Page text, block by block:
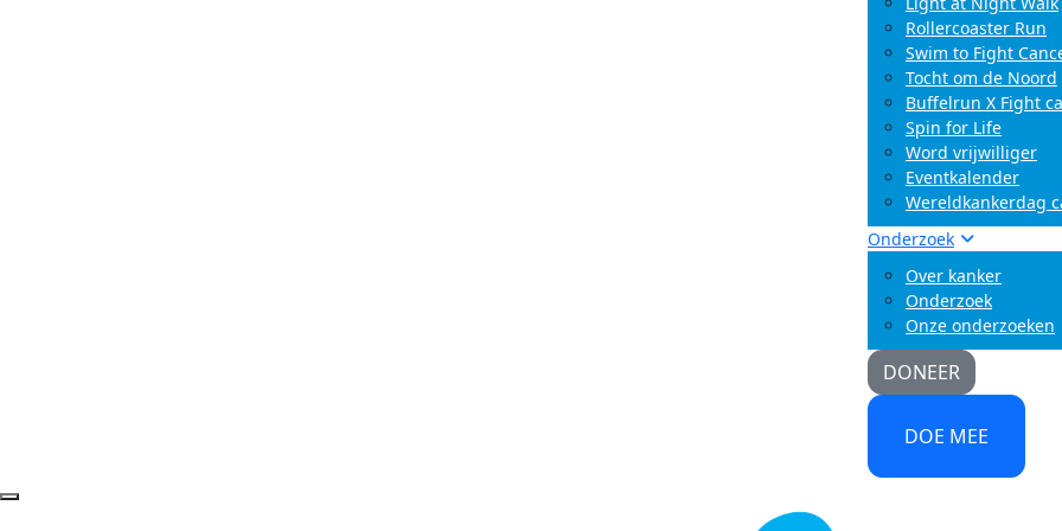
Rollercoaster Run
Swim to Fight
Tocht om de Noord
Buffelrun X Fight
Spin for Life
Word vrijwilliger
Eventkalender
Wereldkankerdag
Onderzoek
Over kanker
Onderzoek
Onze onderzoeken
DONEER
DOE MEE